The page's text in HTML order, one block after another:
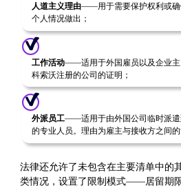
人道主义理由——用于需要保护权利或确
个人情况做出；
工作活动——适用于外国雇员以及企业主
科索沃注册的公司的证明；
外派员工——适用于由外国公司临时派遣
的专业人员。理由为雇主与接收方之间的
法律还允许了未包含在主要清单中的
类情况，设置了限制模式——居留期